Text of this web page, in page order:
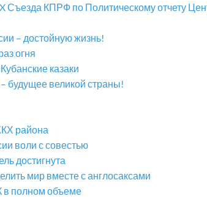
Съезда КПРФ по Политическому отчету
– достойную жизнь!
огня
казаки
будущее великой страны!
района
воли с совестью
достигнута
мир вместе с англосаксами
в полном объеме